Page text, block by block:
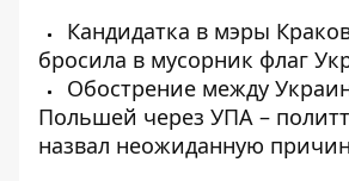
Кандидатка в мэры
бросила в мусорник флаг
Обострение между
Польшей через УПА –
назвал неожиданную